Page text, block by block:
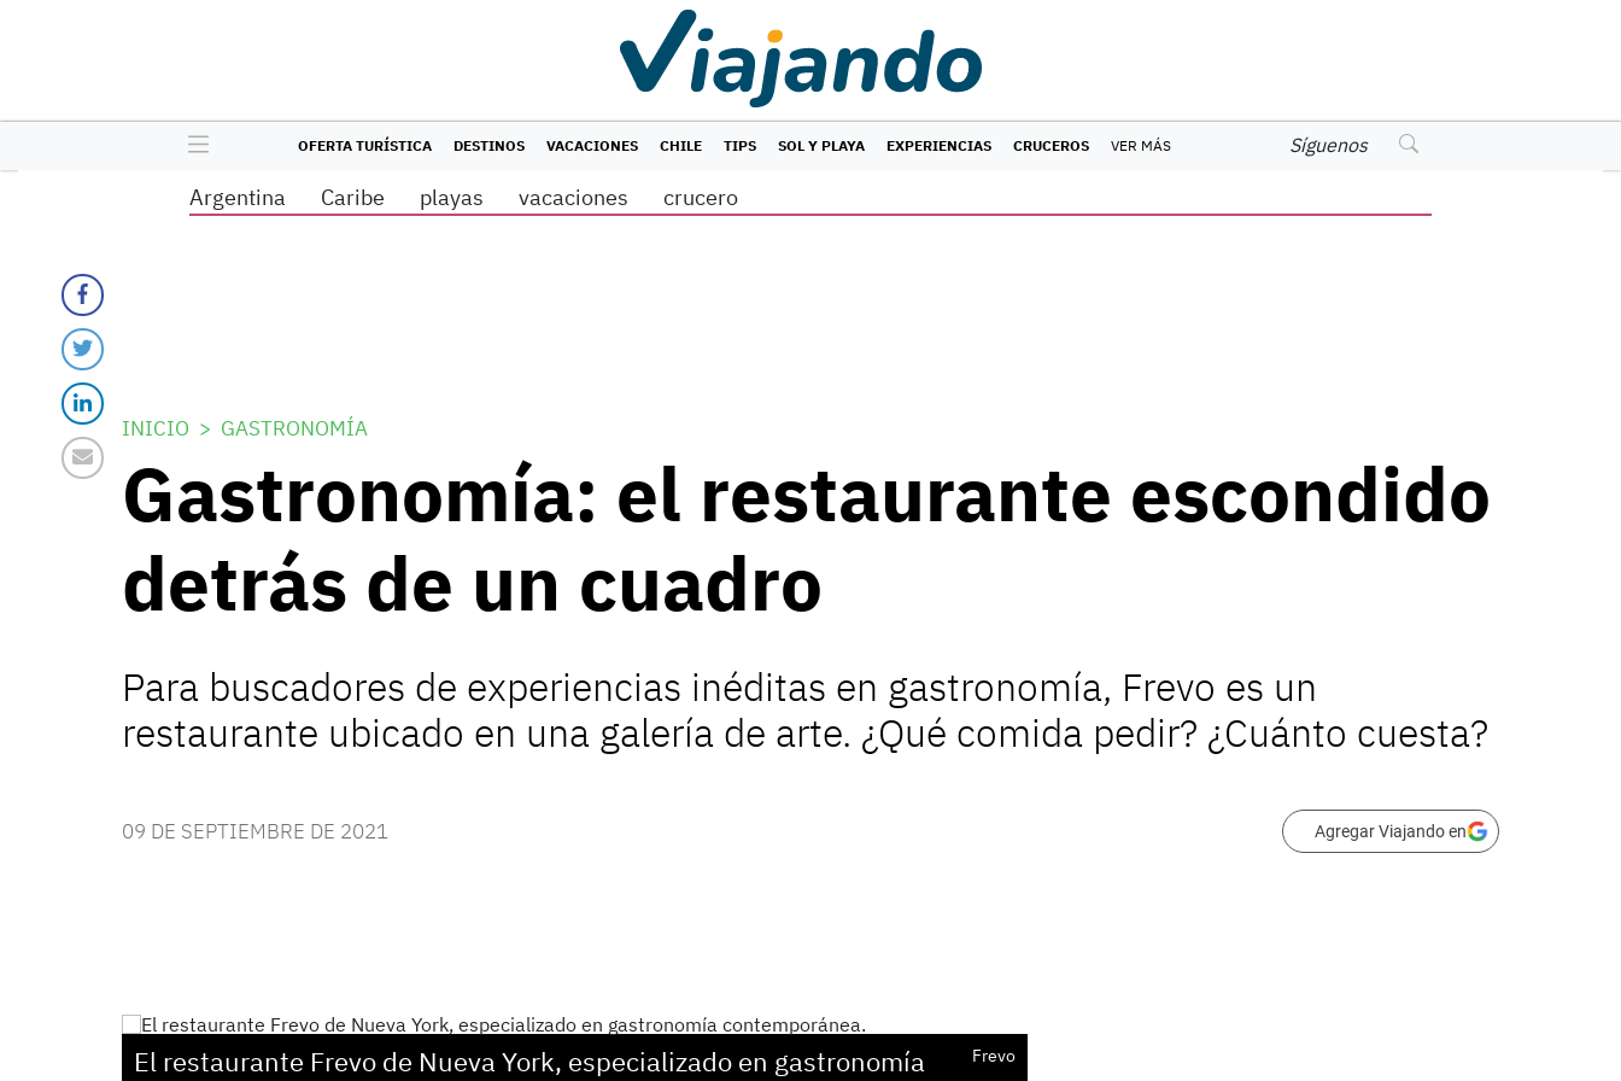
OFERTA TURÍSTICA DESTINOS VACACIONES CHILE TIPS SOL Y PLAYA EXPERIENCIAS CRUCEROS VER MÁS Síguenos
Argentina Caribe playas vacaciones crucero
INICIO GASTRONOMÍA
Gastronomía: el restaurante escondido
detrás de un cuadro
Para buscadores de experiencias inéditas en gastronomía, Frevo es un
restaurante ubicado en una galería de arte. ¿Qué comida pedir? ¿Cuánto cuesta?
09 DE SEPTIEMBRE DE 2021 Agregar Viajando en
El restaurante Frevo de Nueva York, especializado en gastronomía
Frevo